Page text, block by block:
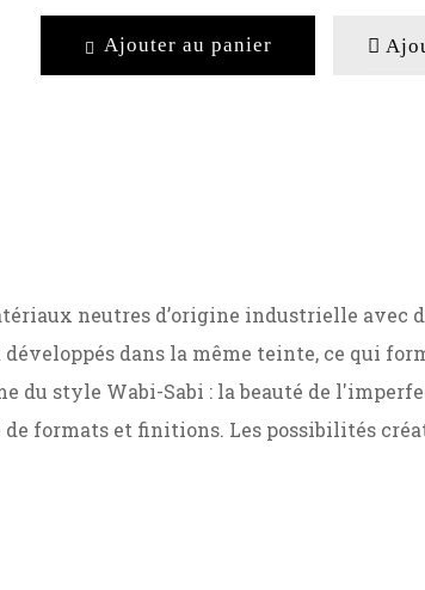
Ajouter au panier
neutres d’origine industrielle avec
dans la même teinte, ce qui
du style Wabi-Sabi : la beauté de
formats et finitions. Les possibilités